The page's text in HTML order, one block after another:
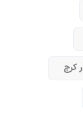
کرج